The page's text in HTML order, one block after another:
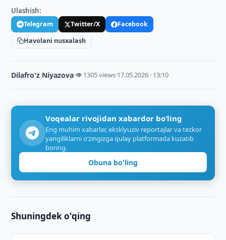
Ulashish:
Telegram Twitter/X
Facebook
Havolani nusxalash
Dilafro'z Niyazova·👁 1305 views·17.05.2026 · 13:10
Voqealar rivojidan xabardor bo‘ling
Eng muhim xabarlar, eksklyuziv reportajlar va tezkor
yangiliklarni o‘zingizga qulay platformada kuzatib
boring.
Obuna bo'ling
Shuningdek o'qing